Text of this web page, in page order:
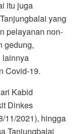
dan Dosis
jelas H.